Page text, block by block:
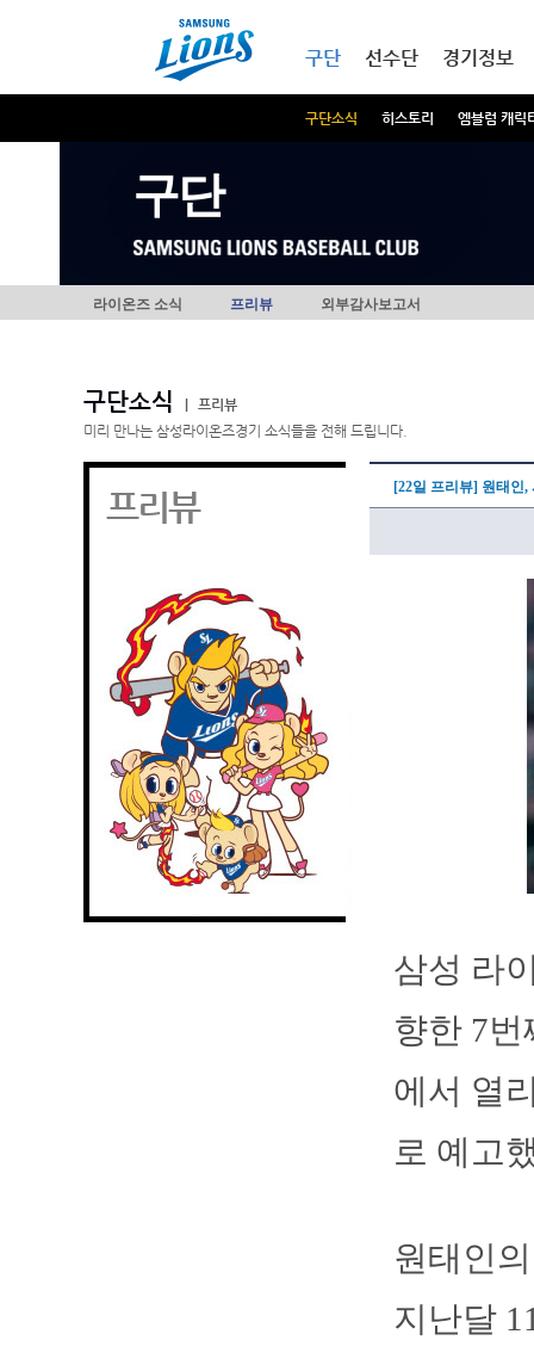
구단
구단소식 히스토리 엠블럼 캐릭
선수단 경기정보
구단
라이온즈 소식 프리뷰 외부감사보고서
구단소식
프리뷰
미리 만나는 삼성라이온즈경기 소식들을 전해 드립니다.
프리뷰 [22일 프리뷰] 원태인
삼성 라
향한 7
에서 열
로 예고
원태인
지난달